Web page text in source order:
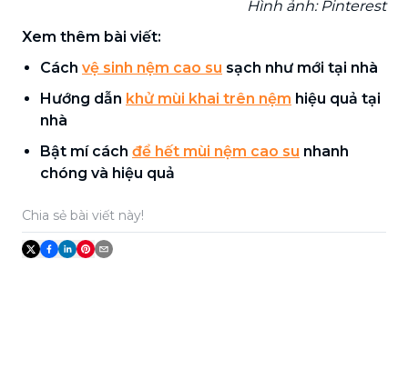
Hình ảnh: Pinterest
Xem thêm bài viết:
Cách vệ sinh nệm cao su sạch như mới tại nhà
Hướng dẫn khử mùi khai trên nệm hiệu quả tại
nhà
Bật mí cách để hết mùi nệm cao su nhanh
chóng và hiệu quả
Chia sẻ bài viết này!